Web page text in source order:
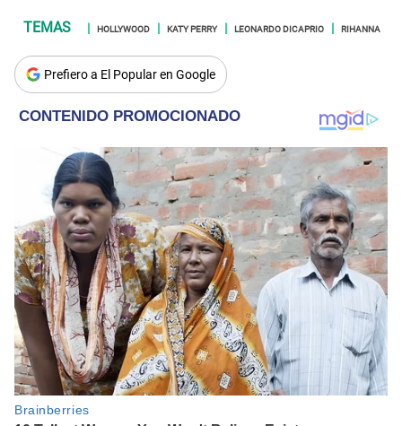
HOLLYWOOD KATY PERRY LEONARDO DICAPRIO RIHANNA
Prefiero a El Popular en Google